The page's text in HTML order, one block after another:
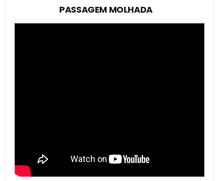
PASSAGEM MOLHADA